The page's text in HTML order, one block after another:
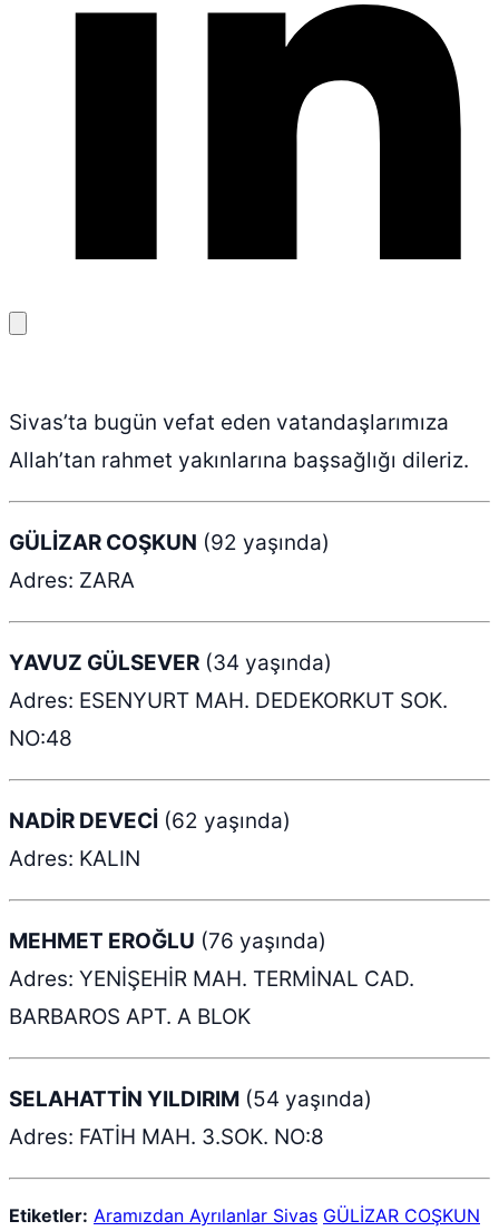
kopyala
Sivas’ta bugün vefat eden vatandaşlarımıza
Allah’tan rahmet yakınlarına başsağlığı dileriz.
GÜLİZAR COŞKUN (92 yaşında)
Adres: ZARA
YAVUZ GÜLSEVER (34 yaşında)
Adres: ESENYURT MAH. DEDEKORKUT SOK.
NO:48
NADİR DEVECİ (62 yaşında)
Adres: KALIN
MEHMET EROĞLU (76 yaşında)
Adres: YENİŞEHİR MAH. TERMİNAL CAD.
BARBAROS APT. A BLOK
SELAHATTİN YILDIRIM (54 yaşında)
Adres: FATİH MAH. 3.SOK. NO:8
Etiketler: Aramızdan Ayrılanlar Sivas GÜLİZAR COŞKUN